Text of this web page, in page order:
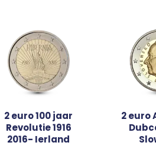
2 euro 100 jaar
Revolutie 1916
2016- Ierland
2 euro